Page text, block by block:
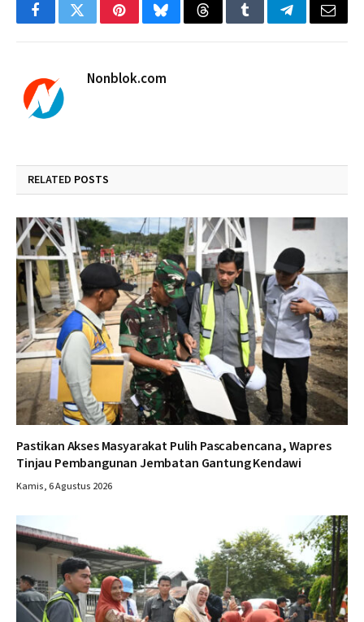
FacebookTwitterPinterestBlueskyThreadsTumblrTelegramEmail
Nonblok.com
RELATED POSTS
Pastikan Akses Masyarakat Pulih Pascabencana, Wapres
Tinjau Pembangunan Jembatan Gantung Kendawi
Kamis, 6 Agustus 2026